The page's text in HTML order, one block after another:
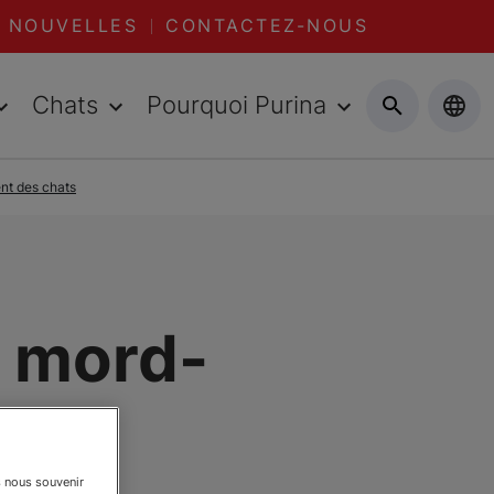
NOUVELLES CONTACTEZ-NOUS
Chats Pourquoi Purina
des chats
mord-
nous souvenir